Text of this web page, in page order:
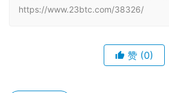
https://www.23btc.com/38326/
赞 (0)